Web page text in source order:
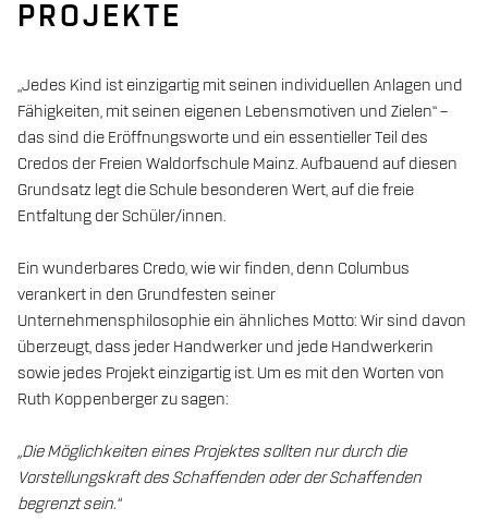
PROJEKTE
„Jedes Kind ist einzigartig mit seinen individuellen Anlagen und
Fähigkeiten, mit seinen eigenen Lebensmotiven und Zielen“ –
das sind die Eröffnungsworte und ein essentieller Teil des
Credos der Freien Waldorfschule Mainz. Aufbauend auf diesen
Grundsatz legt die Schule besonderen Wert, auf die freie
Entfaltung der Schüler/innen.
Ein wunderbares Credo, wie wir finden, denn Columbus
verankert in den Grundfesten seiner
Unternehmensphilosophie ein ähnliches Motto: Wir sind davon
überzeugt, dass jeder Handwerker und jede Handwerkerin
sowie jedes Projekt einzigartig ist. Um es mit den Worten von
Ruth Koppenberger zu sagen:
„Die Möglichkeiten eines Projektes sollten nur durch die
Vorstellungskraft des Schaffenden oder der Schaffenden
begrenzt sein.“